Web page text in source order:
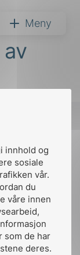
innhold og
sosiale
vår.
du
våre innen
som de har
deres.
Meny
Til
toppen